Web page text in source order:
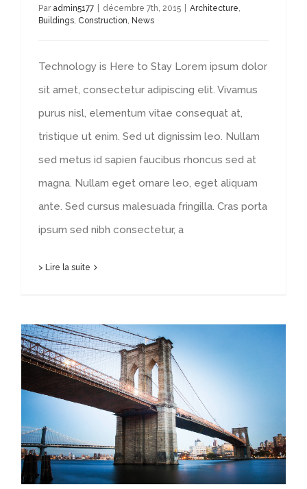
Par admin5177 décembre 7th, 2015 Architecture
Buildings Construction News
Technology is Here to Stay Lorem ipsum dolor
sit amet, consectetur adipiscing elit. Vivamus
purus nisl, elementum vitae consequat at,
tristique ut enim. Sed ut dignissim leo. Nullam
sed metus id sapien faucibus rhoncus sed at
magna. Nullam eget ornare leo, eget aliquam
ante. Sed cursus malesuada fringilla. Cras porta
ipsum sed nibh consectetur, a
> Lire la suite